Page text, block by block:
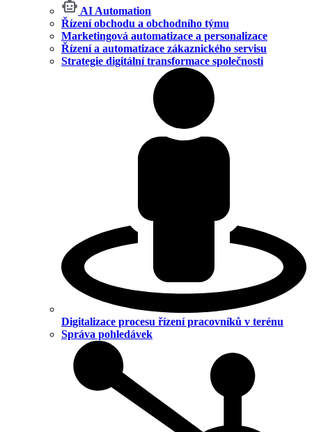
AI Automation
Řízení obchodu a obchodního týmu
Marketingová automatizace a personalizace
Řízení a automatizace zákaznického servisu
Strategie digitální transformace společnosti
Digitalizace procesu řízení pracovníků v terénu
Správa pohledávek